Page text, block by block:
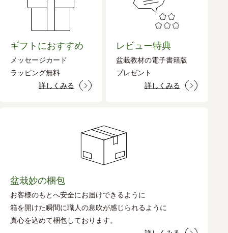
ギフトにおすすめ
メッセージカード
ラッピング無料
詳しくみる
レビュー特典
盆栽教材の電子書籍版
プレゼント
詳しくみる
盆栽妙の梱包
お客様のもとへ安全にお届けできるように
箱を開けた瞬間に職人の息吹が感じられるように
真心を込めて梱包しております。